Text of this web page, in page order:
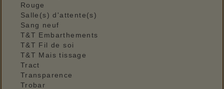
Rouge
Salle(s) d'attente(s)
Sang neuf
T&T Embarthements
T&T Fil de soi
T&T Mais tissage
Tract
Transparence
Trobar